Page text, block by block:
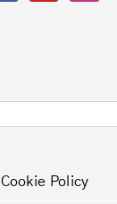
Cookie Policy